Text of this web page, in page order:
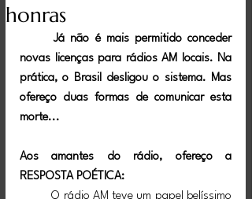
honras
Já não é mais permitido conceder
novas licenças para rádios AM locais. Na
prática, o Brasil desligou o sistema. Mas
ofereço duas formas de comunicar esta
morte...
Aos amantes do rádio, ofereço a
RESPOSTA POÉTICA:
	O rádio AM teve um papel belíssimo